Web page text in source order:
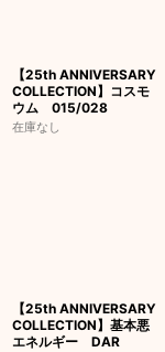
【25th ANNIVERSARY
COLLECTION】コスモ
ウム 015/028
在庫なし
【25th ANNIVERSARY
COLLECTION】基本悪
エネルギー DAR